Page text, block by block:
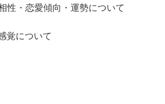
性・恋愛傾向・運勢について
覚について